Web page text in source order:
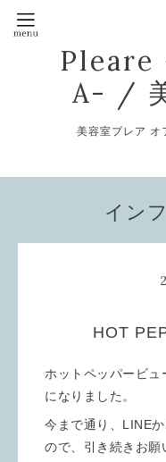
Pleare
A- /
美容室プレア オ
イン
HOT
ホットペッパービ
になりました。
今まで通り、LINE
ので、引き続きお願